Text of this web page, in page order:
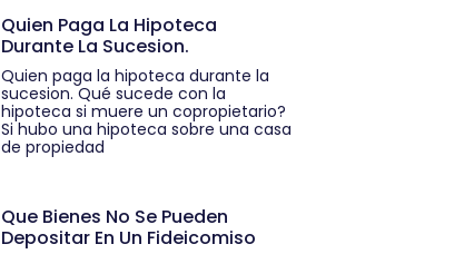
Quien Paga La Hipoteca
Durante La Sucesion.
Quien paga la hipoteca durante la
sucesion. Qué sucede con la
hipoteca si muere un copropietario?
Si hubo una hipoteca sobre una casa
de propiedad
Que Bienes No Se Pueden
Depositar En Un Fideicomiso